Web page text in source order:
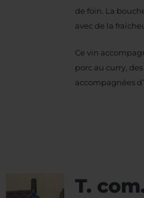
de foin. La
avec de la
Ce vin
porc au curry,
accompagnées
T.